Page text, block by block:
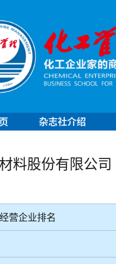
杂志社介绍
料股份有限公司
营企业排名